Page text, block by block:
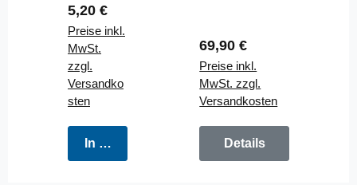
1,15m
Edelstah
l
Regulärer Preis:
5,20 €
Preise inkl.
MwSt.
zzgl.
Versandko
sten
In den Warenkorb
Regulärer Preis:
69,90 €
Preise inkl.
MwSt. zzgl.
Versandkosten
Details